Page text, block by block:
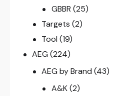
GBBR (25)
Targets (2)
Tool (19)
AEG (224)
AEG by Brand (43)
A&K (2)